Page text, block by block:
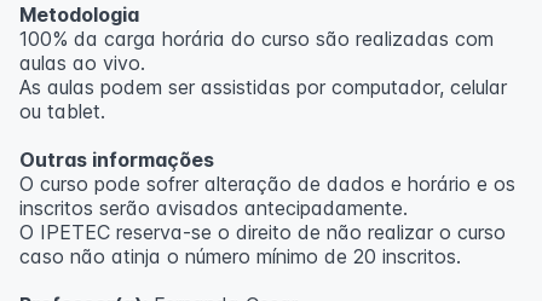
Metodologia
100% da carga horária do curso são realizadas com
aulas ao vivo.
As aulas podem ser assistidas por computador, celular
ou tablet.
Outras informações
O curso pode sofrer alteração de dados e horário e os
inscritos serão avisados ​​antecipadamente.
O IPETEC reserva-se o direito de não realizar o curso
caso não atinja o número mínimo de 20 inscritos.